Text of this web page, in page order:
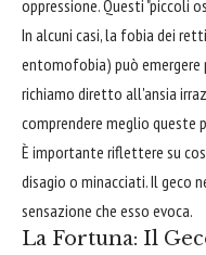
oppressione. Questi "piccoli
In alcuni casi, la fobia dei
entomofobia) può emergere
richiamo diretto all'ansia
comprendere meglio queste
È importante riflettere su
disagio o minacciati. Il geco
sensazione che esso evoca.
La Fortuna: Il